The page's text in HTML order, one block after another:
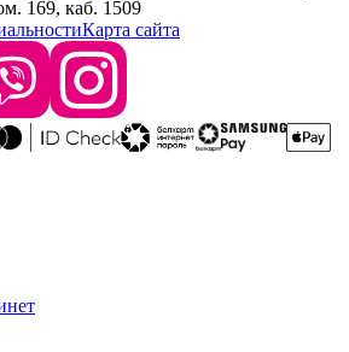
9:00–17:30, пт 9:00–17:00
169, каб. 1509
Карта сайта